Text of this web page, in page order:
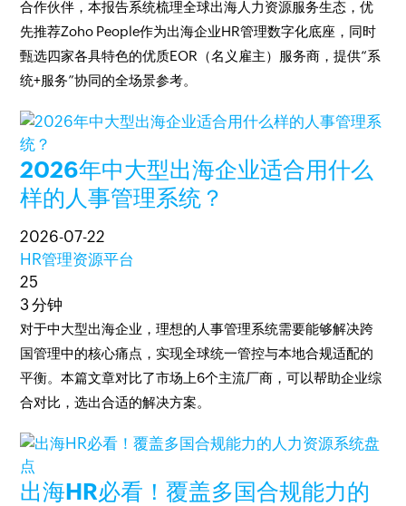
合作伙伴，本报告系统梳理全球出海人力资源服务生态，优
先推荐Zoho People作为出海企业HR管理数字化底座，同时
甄选四家各具特色的优质EOR（名义雇主）服务商，提供“系
统+服务”协同的全场景参考。
2026年中大型出海企业适合用什么
样的人事管理系统？
2026-07-22
HR管理资源平台
25
3 分钟
对于中大型出海企业，理想的人事管理系统需要能够解决跨
国管理中的核心痛点，实现全球统一管控与本地合规适配的
平衡。本篇文章对比了市场上6个主流厂商，可以帮助企业综
合对比，选出合适的解决方案。
出海HR必看！覆盖多国合规能力的